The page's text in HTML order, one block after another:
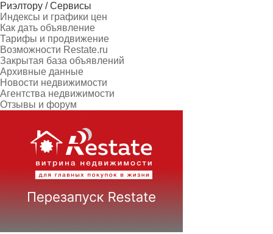
Риэлтору / Сервисы
Индексы и графики цен
Как дать объявление
Тарифы и продвижение
Возможности Restate.ru
Закрытая база объявлений
Архивные данные
Новости недвижимости
Агентства недвижимости
Отзывы и форум